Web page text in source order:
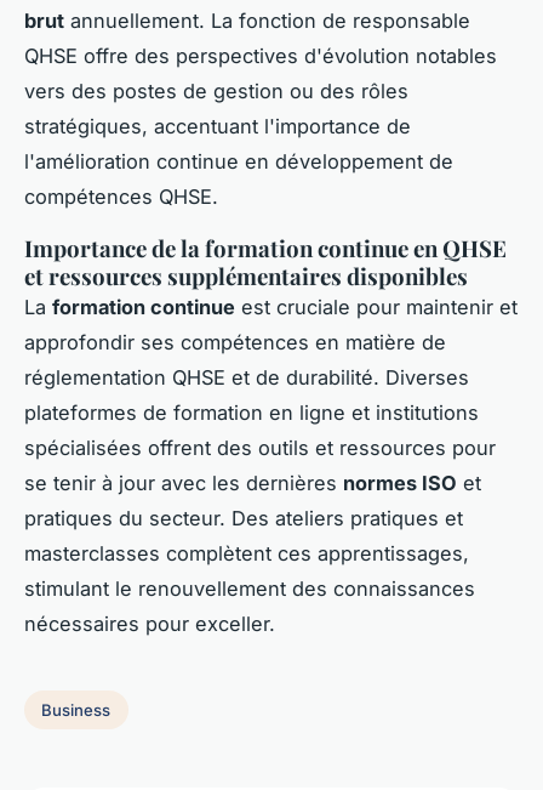
brut annuellement. La fonction de responsable
QHSE offre des perspectives d'évolution notables
vers des postes de gestion ou des rôles
stratégiques, accentuant l'importance de
l'amélioration continue en développement de
compétences QHSE.
Importance de la formation continue en QHSE
et ressources supplémentaires disponibles
La formation continue est cruciale pour maintenir et
approfondir ses compétences en matière de
réglementation QHSE et de durabilité. Diverses
plateformes de formation en ligne et institutions
spécialisées offrent des outils et ressources pour
se tenir à jour avec les dernières normes ISO et
pratiques du secteur. Des ateliers pratiques et
masterclasses complètent ces apprentissages,
stimulant le renouvellement des connaissances
nécessaires pour exceller.
Business